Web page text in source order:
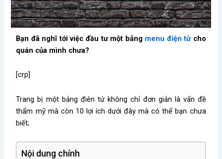
Bạn đã nghĩ tới việc đầu tư một bảng menu điện tửcho
quán của mình chưa?
[crp]
Trang bị một bảng điên tử không chỉ đơn giản là vấn đề
thẩm mỹ mà còn 10 lợi ích dưới đây mà có thể bạn chưa
biết;
Nội dung chính